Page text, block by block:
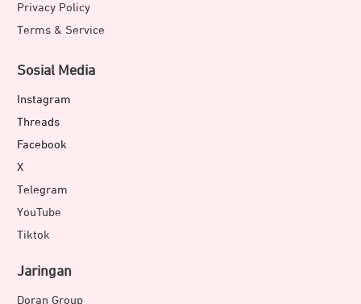
Privacy Policy
Terms & Service
Sosial Media
Instagram
Threads
Facebook
X
Telegram
YouTube
Tiktok
Jaringan
Doran Group